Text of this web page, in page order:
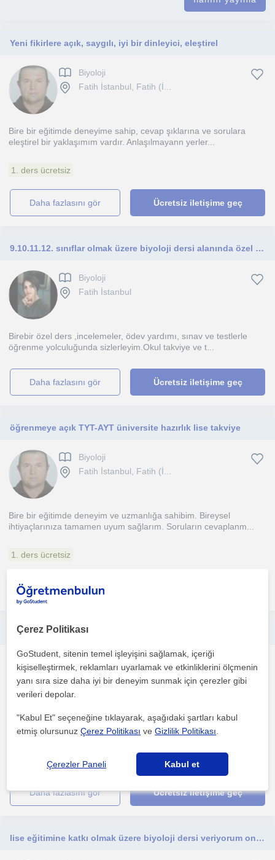
Yeni fikirlere açık, saygılı, iyi bir dinleyici, eleştirel
Biyoloji
Fatih İstanbul, Fatih (İ...
Bire bir eğitimde deneyime sahip, cevap şıklarına ve sorulara
eleştirel bir yaklaşımım vardır. Anlaşılmayann yerler...
1. ders ücretsiz
daha fazlasını gör Ücretsiz iletişime geç
9.10.11.12. sınıflar olmak üzere biyoloji dersi alanında özel vermekteyim.
Biyoloji
Fatih İstanbul
Birebir özel ders ,incelemeler, ödev yardımı, sınav ve testlerle
öğrenme yolculuğunda sizlerleyim.Okul takviye ve t...
daha fazlasını gör Ücretsiz iletişime geç
öğrenmeye açık TYT-AYT üniversite hazırlık lise takviye
Biyoloji
Fatih İstanbul, Fatih (İ...
Bire bir eğitimde deneyim ve uzmanlığa sahibim. Bireysel
ihtiyaçlarınıza tamamen uyum sağlarım. Soruların cevaplanm...
1. ders ücretsiz
daha fazlasını gör
Online öncelikli biyoloji özel dersi (öğrenciden uygun fiyatlı)
Biyoloji
Fatih İstanbul, Fatih (İ...
Merhabalar, Moleküler Biyoloji ve Genetik 3. sınıf öğrencisi olarak
bölümümü çok seviyorum ve ilgili bir şekilde ba...
1. ders ücretsiz
daha fazlasını gör Ücretsiz iletişime geç
lise eğitimine katkı olmak üzere biyoloji dersi veriyorum online öncelikli
Çerez Politikası
GoStudent, sitenin temel işleyişini sağlamak, içeriği
kişiselleştirmek, reklamları uyarlamak ve etkinliklerini ölçmenin
yanı sıra size daha iyi bir deneyim sunmak için çerezler gibi
verileri depolar.
"Kabul Et" seçeneğine tıklayarak, aşağıdaki şartları kabul
etmiş olursunuzÇerez Politikası veGizlilik Politikası
Çerezler Paneli Kabul et